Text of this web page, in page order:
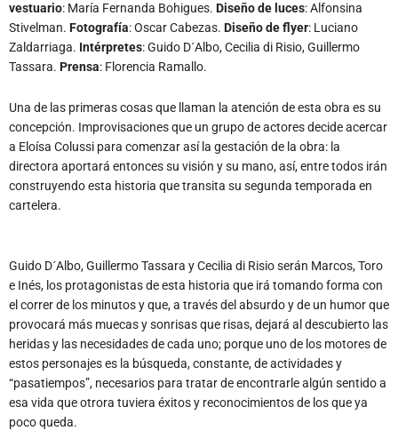
vestuario: María Fernanda Bohigues. Diseño de luces: Alfonsina
Stivelman. Fotografía: Oscar Cabezas. Diseño de flyer: Luciano
Zaldarriaga. Intérpretes: Guido D´Albo, Cecilia di Risio, Guillermo
Tassara. Prensa: Florencia Ramallo.
Una de las primeras cosas que llaman la atención de esta obra es su
concepción. Improvisaciones que un grupo de actores decide acercar
a Eloísa Colussi para comenzar así la gestación de la obra: la
directora aportará entonces su visión y su mano, así, entre todos irán
construyendo esta historia que transita su segunda temporada en
cartelera.
Guido D´Albo, Guillermo Tassara y Cecilia di Risio serán Marcos, Toro
e Inés, los protagonistas de esta historia que irá tomando forma con
el correr de los minutos y que, a través del absurdo y de un humor que
provocará más muecas y sonrisas que risas, dejará al descubierto las
heridas y las necesidades de cada uno; porque uno de los motores de
estos personajes es la búsqueda, constante, de actividades y
“pasatiempos”, necesarios para tratar de encontrarle algún sentido a
esa vida que otrora tuviera éxitos y reconocimientos de los que ya
poco queda.